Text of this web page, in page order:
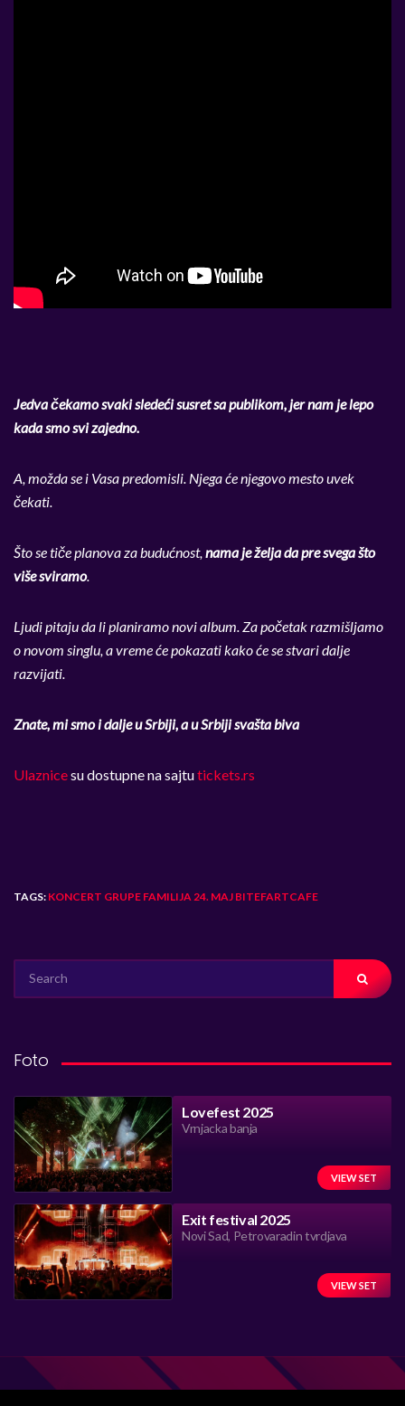
Jedva čekamo svaki sledeći susret sa publikom, jer nam je lepo
kada smo svi zajedno.
A, možda se i Vasa predomisli. Njega će njegovo mesto uvek
čekati.
Što se tiče planova za budućnost,nama je želja da pre svega što
više sviramo.
Ljudi pitaju da li planiramo novi album. Za početak razmišljamo
o novom singlu, a vreme će pokazati kako će se stvari dalje
razvijati.
Znate, mi smo i dalje u Srbiji, a u Srbiji svašta biva
Ulaznicesu dostupne na sajtutickets.rs
TAGS: KONCERT GRUPE FAMILIJA 24. MAJ BITEFARTCAFE
FOR:
Foto
Lovefest 2025
Vrnjacka banja
VIEW SET
Exit festival 2025
Novi Sad, Petrovaradin tvrdjava
VIEW SET